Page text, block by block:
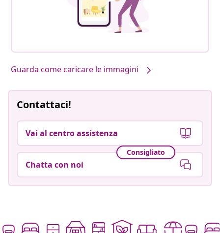
Guarda come caricare le immagini
Contattaci!
Vai al centro assistenza
Consigliato
Chatta con noi